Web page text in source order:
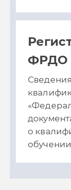
ФРДО
о